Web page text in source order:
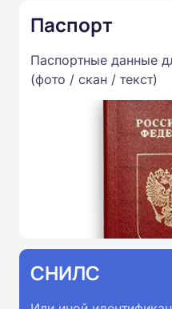
Паспорт
Паспортные данные
(фото / скан / текст)
СНИЛС